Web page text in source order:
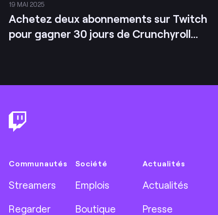
19 MAI 2025
Achetez deux abonnements sur Twitch
pour gagner 30 jours de Crunchyroll
Communautés
Streamers
Regarder
Société
Emplois
Boutique
Actualités
Actualités
Presse